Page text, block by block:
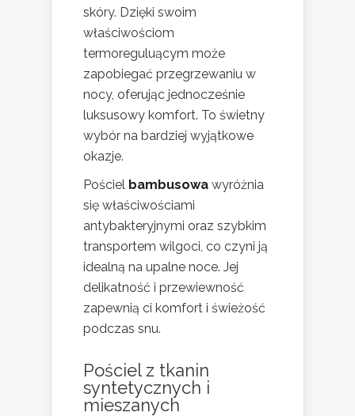
skóry. Dzięki swoim
właściwościom
termoreguluącym może
zapobiegać przegrzewaniu w
nocy, oferując jednocześnie
luksusowy komfort. To świetny
wybór na bardziej wyjątkowe
okazje.
Pościel bambusowa wyróżnia
się właściwościami
antybakteryjnymi oraz szybkim
transportem wilgoci, co czyni ją
idealną na upalne noce. Jej
delikatność i przewiewność
zapewnią ci komfort i świeżość
podczas snu.
Pościel z tkanin
syntetycznych i
mieszanych